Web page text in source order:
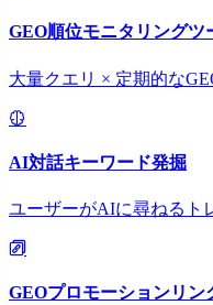
GEO順位モニタリングツ
大量クエリ × 定期的な
AI対話キーワード発掘
ユーザーがAIに尋ねるト
GEOプロモーションリン